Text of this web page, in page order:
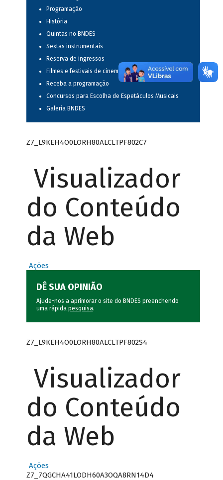
Programação
História
Quintas no BNDES
Sextas instrumentais
Reserva de ingressos
Filmes e festivais de cinema
Receba a programação
Concursos para Escolha de Espetáculos Musicais
Galeria BNDES
Z7_L9KEH4O0LORH80ALCLTPF802C7
Visualizador
do Conteúdo
da Web
Ações
DÊ SUA OPINIÃO
Ajude-nos a aprimorar o site do BNDES preenchendo
uma rápida pesquisa.
Z7_L9KEH4O0LORH80ALCLTPF802S4
Visualizador
do Conteúdo
da Web
Ações
Z7_7QGCHA41LODH60A3OQA8RN14D4